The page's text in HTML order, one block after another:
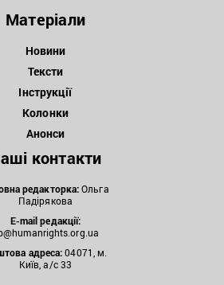
Матеріали
Новини
Тексти
Інструкції
Колонки
Анонси
контакти
редакторка:Ольга
Падірякова
E-mail редакції:
адреса:04071, м.
Київ, а/с 33